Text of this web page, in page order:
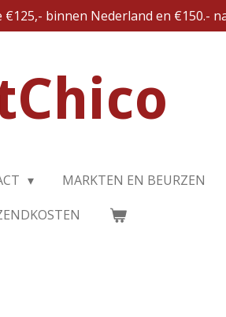
binnen Nederland en €150.-
MARKTEN EN BEURZEN